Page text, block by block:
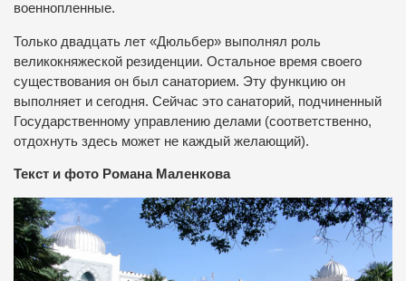
военнопленные.
Только двадцать лет «Дюльбер» выполнял роль
великокняжеской резиденции. Остальное время своего
существования он был санаторием. Эту функцию он
выполняет и сегодня. Сейчас это санаторий, подчиненный
Государственному управлению делами (соответственно,
отдохнуть здесь может не каждый желающий).
Текст и фото Романа Маленкова